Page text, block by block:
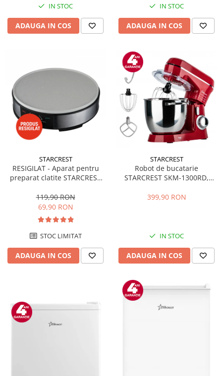
IN STOC
ADAUGA IN COS
IN STOC
ADAUGA IN COS
STARCREST
RESIGILAT - Aparat pentru
preparat clatite STARCREST
invelis ceramic antiaderent,
30 cm, Inox / Negru
119,90 RON
69,90 RON
STOC LIMITAT
ADAUGA IN COS
STARCREST
Robot de bucatarie
STARCREST SKM-1300RD,
Accesorii, 10 Viteze + Pulse,
399,90 RON
IN STOC
ADAUGA IN COS